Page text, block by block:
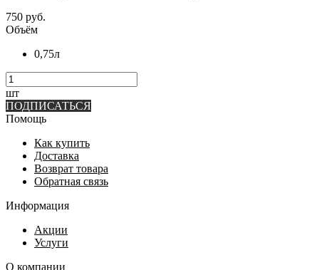
750 руб.
Объём
0,75л
шт
ПОДПИСАТЬСЯ
Помощь
Как купить
Доставка
Возврат товара
Обратная связь
Информация
Акции
Услуги
О компании